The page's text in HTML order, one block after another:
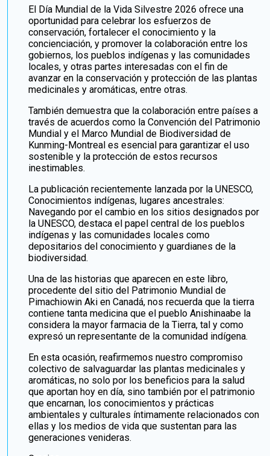
El Día Mundial de la Vida Silvestre 2026 ofrece una
oportunidad para celebrar los esfuerzos de
conservación, fortalecer el conocimiento y la
concienciación, y promover la colaboración entre los
gobiernos, los pueblos indígenas y las comunidades
locales, y otras partes interesadas con el fin de
avanzar en la conservación y protección de las plantas
medicinales y aromáticas, entre otras.
También demuestra que la colaboración entre países a
través de acuerdos como la Convención del Patrimonio
Mundial y el Marco Mundial de Biodiversidad de
Kunming-Montreal es esencial para garantizar el uso
sostenible y la protección de estos recursos
inestimables.
La publicación recientemente lanzada por la UNESCO,
Conocimientos indígenas, lugares ancestrales:
Navegando por el cambio en los sitios designados por
la UNESCO, destaca el papel central de los pueblos
indígenas y las comunidades locales como
depositarios del conocimiento y guardianes de la
biodiversidad.
Una de las historias que aparecen en este libro,
procedente del sitio del Patrimonio Mundial de
Pimachiowin Aki en Canadá, nos recuerda que la tierra
contiene tanta medicina que el pueblo Anishinaabe la
considera la mayor farmacia de la Tierra, tal y como
expresó un representante de la comunidad indígena.
En esta ocasión, reafirmemos nuestro compromiso
colectivo de salvaguardar las plantas medicinales y
aromáticas, no solo por los beneficios para la salud
que aportan hoy en día, sino también por el patrimonio
que encarnan, los conocimientos y prácticas
ambientales y culturales íntimamente relacionados con
ellas y los medios de vida que sustentan para las
generaciones venideras.